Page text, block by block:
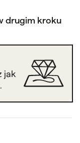
drugim kroku
jak